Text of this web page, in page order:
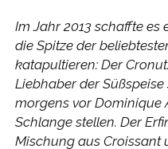
Im Jahr 2013 schaffte es
die Spitze der
katapultieren: Der
Liebhaber der
morgens vor Dominique
Schlange stellen. Der
Mischung aus Croissant